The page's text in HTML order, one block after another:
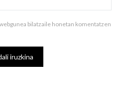
bilatzaile honetan komentatzen